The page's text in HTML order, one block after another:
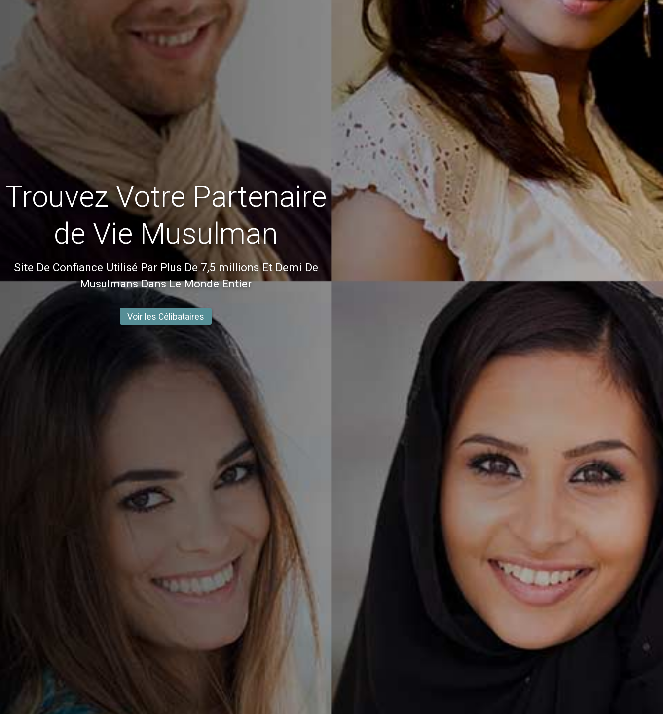
Trouvez Votre Partenaire
de Vie Musulman
Site De Confiance Utilisé Par Plus De 7,5 millions Et Demi De
Musulmans Dans Le Monde Entier
Voir les Célibataires